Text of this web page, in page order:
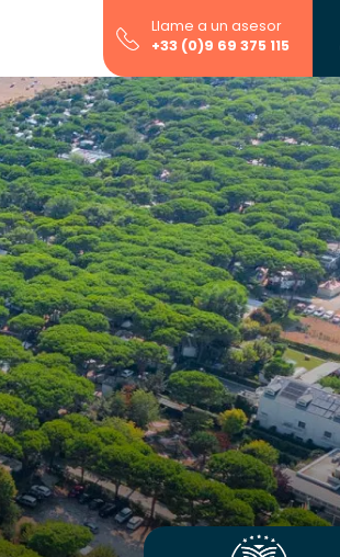
Llame a un asesor
+33 (0)9 69 375 115